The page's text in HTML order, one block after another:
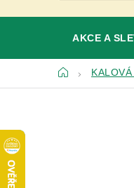
AKCE A
Domů